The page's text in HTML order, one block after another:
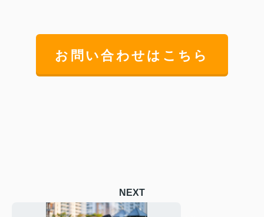
お問い合わせはこちら
NEXT